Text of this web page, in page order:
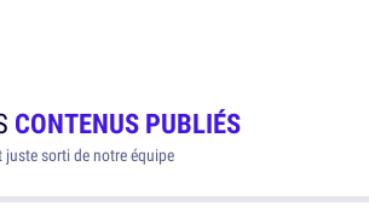
CONTENUS PUBLIÉS
sorti de notre équipe